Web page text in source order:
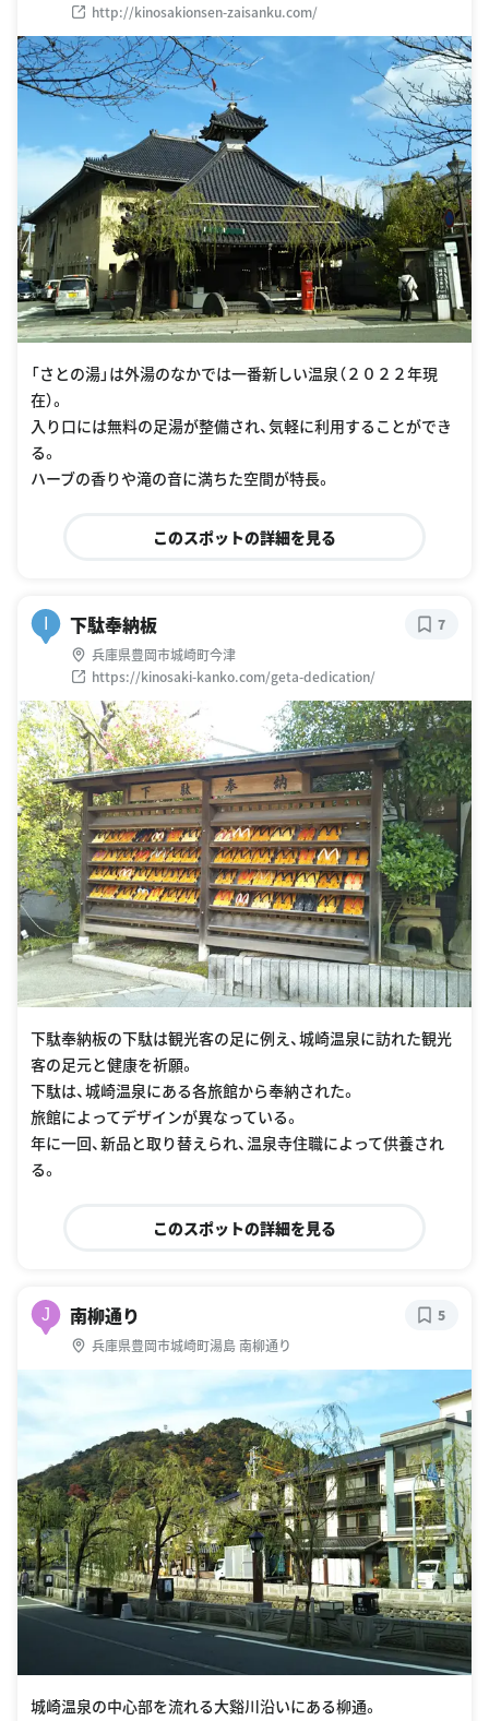
http://kinosakionsen-zaisanku.com/
「さとの湯」は外湯のなかでは一番新しい温泉（２０２２年現
在）。
入り口には無料の足湯が整備され、気軽に利用することができ
る。
ハーブの香りや滝の音に満ちた空間が特長。
このスポットの詳細を見る
I 下駄奉納板
兵庫県豊岡市城崎町今津
https://kinosaki-kanko.com/geta-dedication/
7
下駄奉納板の下駄は観光客の足に例え、城崎温泉に訪れた観光
客の足元と健康を祈願。
下駄は、城崎温泉にある各旅館から奉納された。
旅館によってデザインが異なっている。
年に一回、新品と取り替えられ、温泉寺住職によって供養され
る。
このスポットの詳細を見る
J 南柳通り
兵庫県豊岡市城崎町湯島 南柳通り
5
城崎温泉の中心部を流れる大谿川沿いにある柳通。